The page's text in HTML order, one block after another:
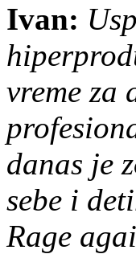
Ivan:
vreme za
danas je
sebe i
Rage